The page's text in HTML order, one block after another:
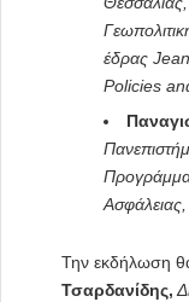
έδρας
Policies
Την εκδήλωση
Τσαρδανίδης,